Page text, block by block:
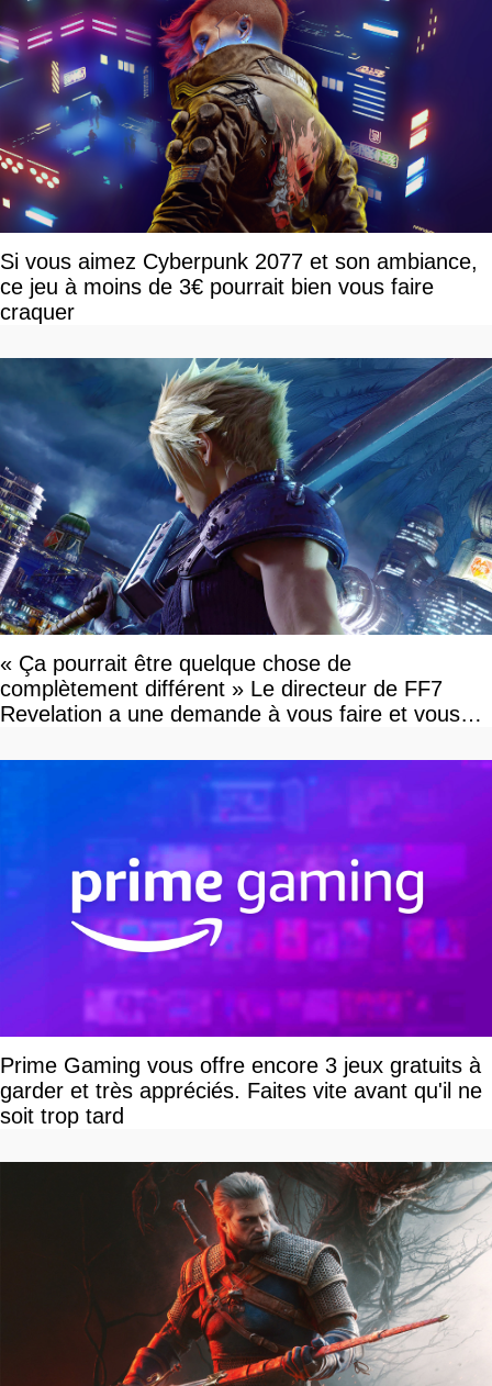
Si vous aimez Cyberpunk 2077 et son ambiance,
ce jeu à moins de 3€ pourrait bien vous faire
craquer
« Ça pourrait être quelque chose de
complètement différent » Le directeur de FF7
Revelation a une demande à vous faire et vous
Prime Gaming vous offre encore 3 jeux gratuits à
garder et très appréciés. Faites vite avant qu'il ne
soit trop tard